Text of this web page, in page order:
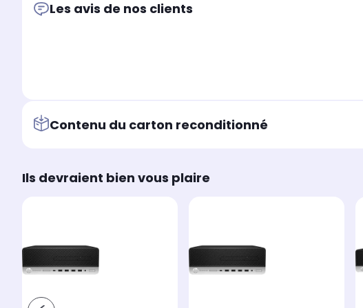
Les avis de nos clients
Contenu du carton reconditionné
Ils devraient bien vous plaire